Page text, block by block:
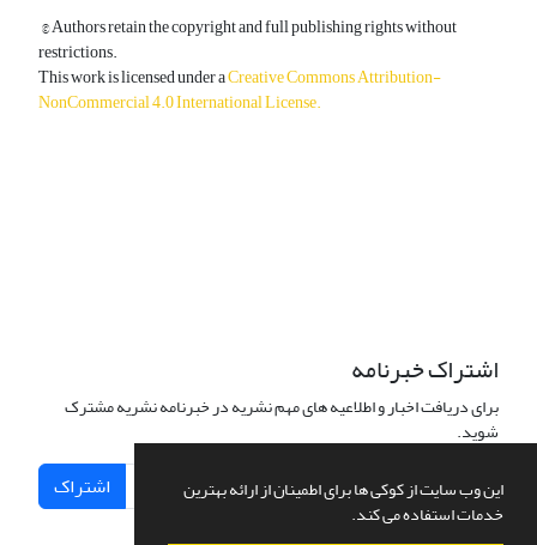
این وب سایت از کوکی ها برای اطمینان از ارائه بهترین
خدمات استفاده می کند.
© Authors retain the copyright and full publishing rights without
restrictions.
This work is licensed under aCreative Commons Attribution-
NonCommercial 4.0 International License.
اشتراک خبرنامه
برای دریافت اخبار و اطلاعیه های مهم نشریه در خبرنامه نشریه مشترک
شوید.
اشتراک